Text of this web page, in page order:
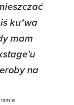
ku*wa
mam
na